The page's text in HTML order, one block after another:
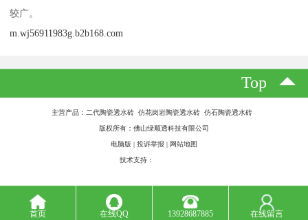
较广。
m.wj56911983g.b2b168.com
Top
主营产品：二代陶瓷透水砖 仿花岗岩陶瓷透水砖 仿石陶瓷透水砖
版权所有：佛山绿顺透科技有限公司
电脑版 | 投诉举报 | 网站地图
技术支持：
首页 在线QQ 13928687885 在线留言